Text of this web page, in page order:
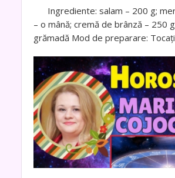
Ingrediente: salam – 200 g;
– o mână; cremă de brânză – 250
grămadă Mod de preparare: Tocați